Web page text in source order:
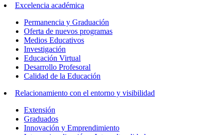
Excelencia académica
Permanencia y Graduación
Oferta de nuevos programas
Medios Educativos
Investigación
Educación Virtual
Desarrollo Profesoral
Calidad de la Educación
Relacionamiento con el entorno y visibilidad
Extensión
Graduados
Innovación y Emprendimiento